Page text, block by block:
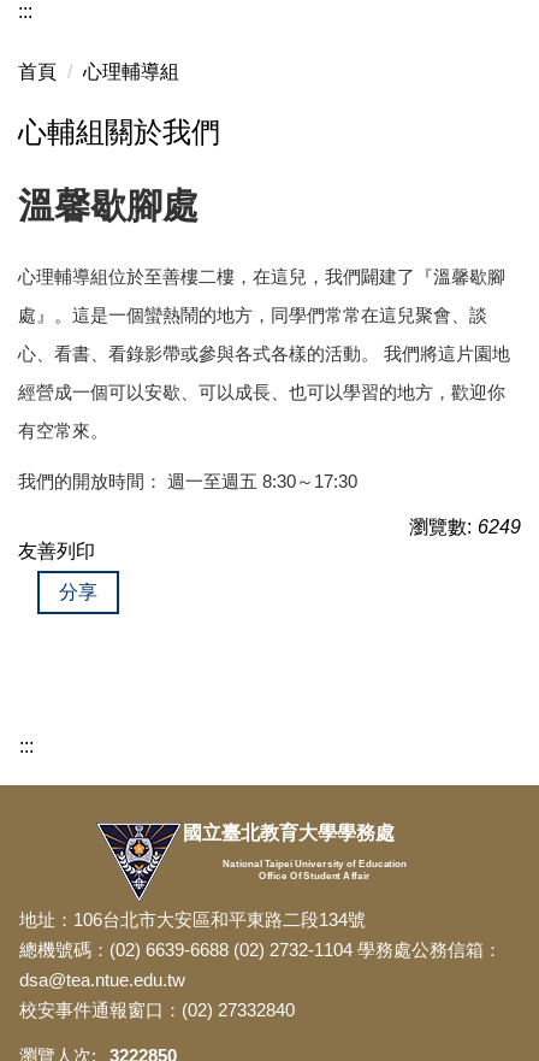
:::
首頁 心理輔導組
心輔組關於我們
溫馨歇腳處
心理輔導組位於至善樓二樓，在這兒，我們闢建了『溫馨歇腳
處』。這是一個蠻熱鬧的地方，同學們常常在這兒聚會、談
心、看書、看錄影帶或參與各式各樣的活動。 我們將這片園地
經營成一個可以安歇、可以成長、也可以學習的地方，歡迎你
有空常來。
我們的開放時間： 週一至週五 8:30～17:30
瀏覽數: 6249
友善列印
分享
:::
國立臺北教育大學學務處
National Taipei University of Education
Office Of Student Affair
地址：106台北市大安區和平東路二段134號
總機號碼：(02) 6639-6688 (02) 2732-1104 學務處公務信箱：
dsa@tea.ntue.edu.tw
校安事件通報窗口：(02) 27332840
3222850